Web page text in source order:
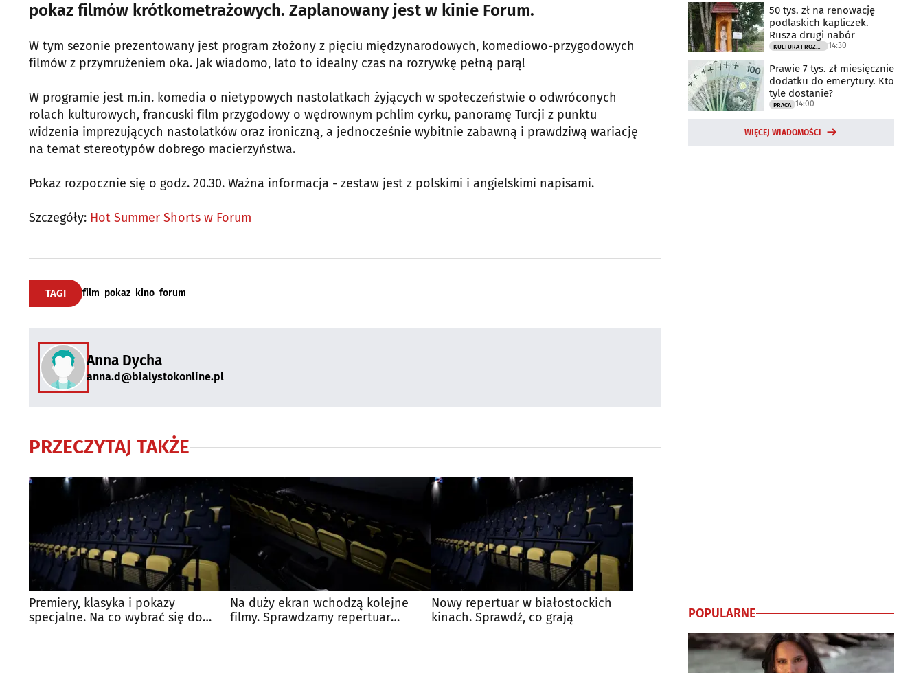
pokaz filmów krótkometrażowych. Zaplanowany jest w kinie Forum.
W tym sezonie prezentowany jest program złożony z pięciu międzynarodowych, komediowo-przygodowych
filmów z przymrużeniem oka. Jak wiadomo, lato to idealny czas na rozrywkę pełną parą!
W programie jest m.in. komedia o nietypowych nastolatkach żyjących w społeczeństwie o odwróconych
rolach kulturowych, francuski film przygodowy o wędrownym pchlim cyrku, panoramę Turcji z punktu
widzenia imprezujących nastolatków oraz ironiczną, a jednocześnie wybitnie zabawną i prawdziwą wariację
na temat stereotypów dobrego macierzyństwa.
Pokaz rozpocznie się o godz. 20.30. Ważna informacja - zestaw jest z polskimi i angielskimi napisami.
Szczegóły: Hot Summer Shorts w Forum
TAGI film pokaz kino forum
Anna Dycha
anna.d@bialystokonline.pl
PRZECZYTAJ TAKŻE
Premiery, klasyka i pokazy
specjalne. Na co wybrać się do
Na duży ekran wchodzą kolejne
filmy. Sprawdzamy repertuar
Nowy repertuar w białostockich
kinach. Sprawdź, co grają
50 tys. zł na renowację
podlaskich kapliczek.
Rusza drugi nabór
14:30
Prawie 7 tys. zł miesięcznie
dodatku do emerytury. Kto
tyle dostanie?
PRACA 14:00
WIĘCEJ WIADOMOŚCI
POPULARNE